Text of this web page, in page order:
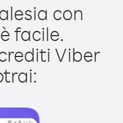
con
facile.
Viber